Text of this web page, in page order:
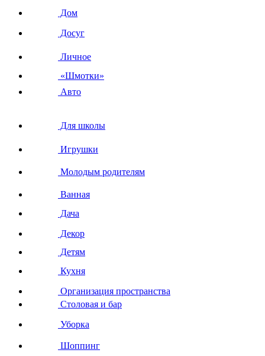
Дом
Досуг
Личное
«Шмотки»
Авто
Для школы
Игрушки
Молодым родителям
Ванная
Дача
Декор
Детям
Кухня
Организация пространства
Столовая и бар
Уборка
Шоппинг